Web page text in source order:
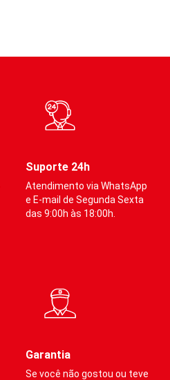
Suporte 24h
Atendimento via WhatsApp
e E-mail de Segunda Sexta
das 9:00h às 18:00h.
Garantia
Se você não gostou ou teve